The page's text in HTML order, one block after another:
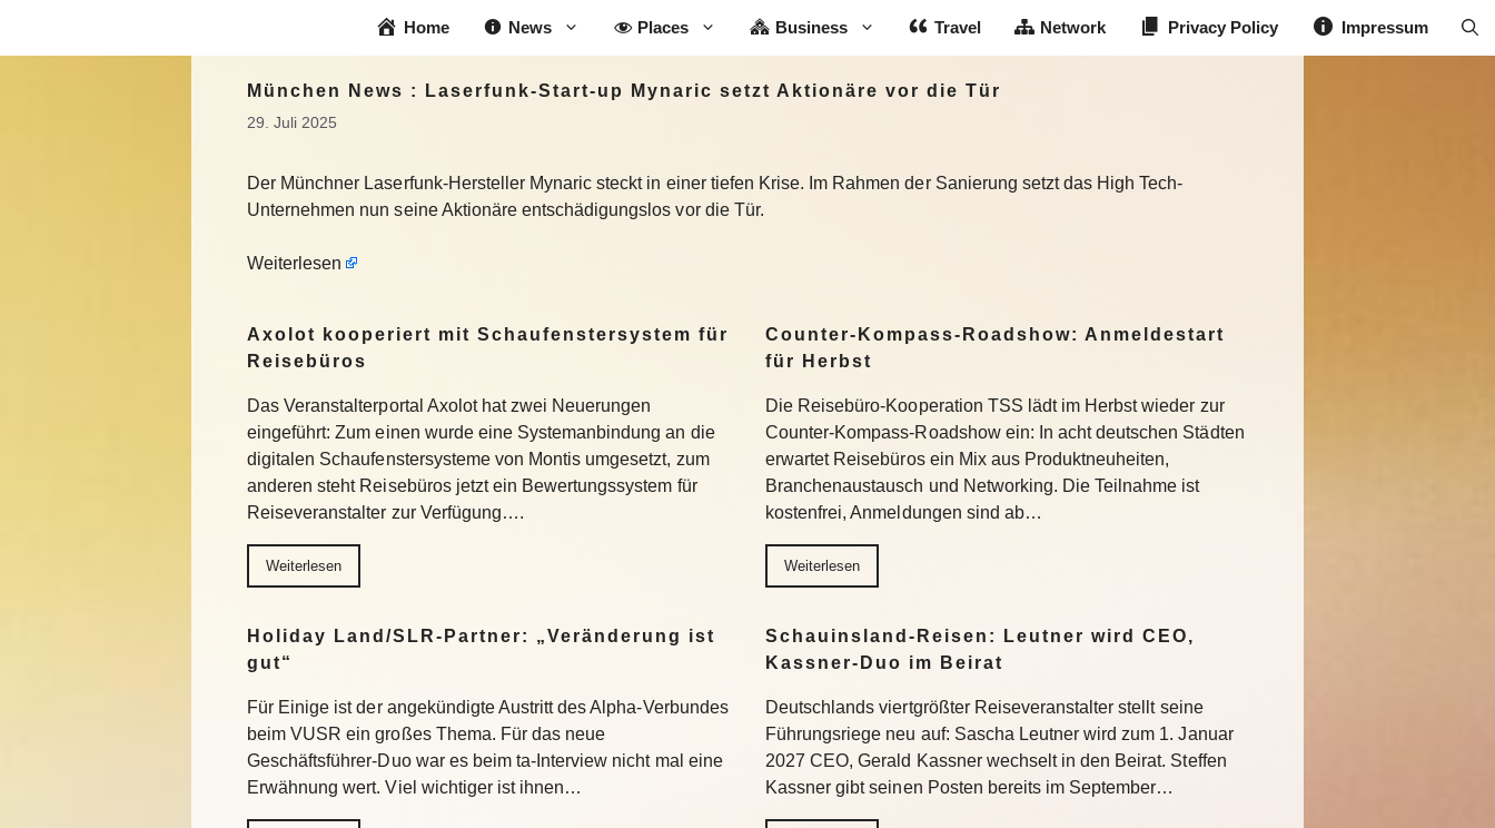
Home News Places Business Travel Network Privacy Policy Impressum
München News : Laserfunk-Start-up Mynaric setzt Aktionäre vor die Tür
29. Juli 2025
Der Münchner Laserfunk-Hersteller Mynaric steckt in einer tiefen Krise. Im Rahmen der Sanierung setzt das High Tech-
Unternehmen nun seine Aktionäre entschädigungslos vor die Tür.
Weiterlesen
Axolot kooperiert mit Schaufenstersystem für
Reisebüros
Das Veranstalterportal Axolot hat zwei Neuerungen
eingeführt: Zum einen wurde eine Systemanbindung an die
digitalen Schaufenstersysteme von Montis umgesetzt, zum
anderen steht Reisebüros jetzt ein Bewertungssystem für
Reiseveranstalter zur Verfügung….
Weiterlesen
Counter-Kompass-Roadshow: Anmeldestart
für Herbst
Die Reisebüro-Kooperation TSS lädt im Herbst wieder zur
Counter-Kompass-Roadshow ein: In acht deutschen Städten
erwartet Reisebüros ein Mix aus Produktneuheiten,
Branchenaustausch und Networking. Die Teilnahme ist
kostenfrei, Anmeldungen sind ab…
Weiterlesen
Holiday Land/SLR-Partner: „Veränderung ist
gut“
Für Einige ist der angekündigte Austritt des Alpha-Verbundes
beim VUSR ein großes Thema. Für das neue
Geschäftsführer-Duo war es beim ta-Interview nicht mal eine
Erwähnung wert. Viel wichtiger ist ihnen…
Schauinsland-Reisen: Leutner wird CEO,
Kassner-Duo im Beirat
Deutschlands viertgrößter Reiseveranstalter stellt seine
Führungsriege neu auf: Sascha Leutner wird zum 1. Januar
2027 CEO, Gerald Kassner wechselt in den Beirat. Steffen
Kassner gibt seinen Posten bereits im September…